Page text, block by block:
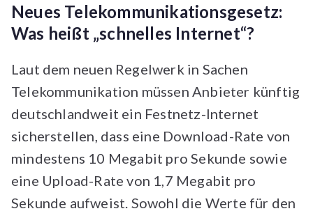
Neues Telekommunikationsgesetz:
Was heißt „schnelles Internet“?
Laut dem neuen Regelwerk in Sachen
Telekommunikation müssen Anbieter künftig
deutschlandweit ein Festnetz-Internet
sicherstellen, dass eine Download-Rate von
mindestens 10 Megabit pro Sekunde sowie
eine Upload-Rate von 1,7 Megabit pro
Sekunde aufweist. Sowohl die Werte für den